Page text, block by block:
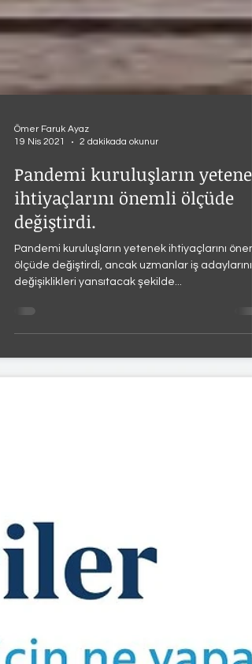
Ömer Faruk Ayaz
19 Nis 2021
2 dakikada okunur
Pandemi kuruluşların yetenek
ihtiyaçlarını önemli ölçüde
değiştirdi.
Pandemi kuruluşların yetenek ihtiyaçlarını